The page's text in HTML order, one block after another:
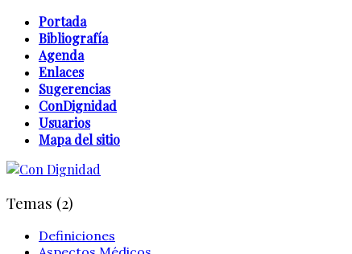
Portada
Bibliografía
Agenda
Enlaces
Sugerencias
ConDignidad
Usuarios
Mapa del sitio
Temas (2)
Definiciones